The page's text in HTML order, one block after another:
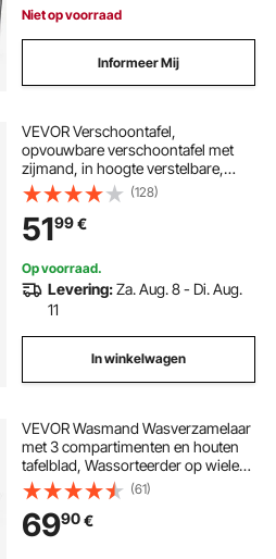
Niet op voorraad
Informeer Mij
VEVOR Verschoontafel,
opvouwbare verschoontafel met
zijmand, in hoogte verstelbare,
draagbare verschoontafel met
vergrendelbare wielen,
multifunctionele opbergorganizer
voor de kinderkamer, donkergrijs
(128)
5199€
Op voorraad.
Levering:Za. Aug. 8 - Di. Aug.
11
In winkelwagen
VEVOR Wasmand Wasverzamelaar
met 3 compartimenten en houten
tafelblad, Wassorteerder op wielen
met 2 lades en haken, Wasscheider
Wassorteersysteem voor vuile was
Badkamer
(61)
6990€